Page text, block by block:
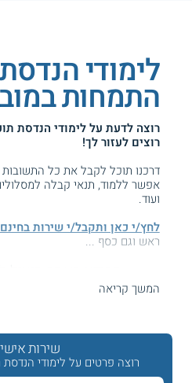
לימודי
התמחות
רוצה לדעת עללימודי הנדסת
רוצים לעזור לך!
דרכנו תוכל לקבל את כל
אפשר ללמוד, תנאי קבלה
ועוד.
לחץ/י כאן ותקבל/י שירות בחינם
ראש וגם כסף ...
עזרנו גם לך? דרג אותנו:
לימודי הנדסת תוכנה עם
המשך קריאה
שירות
רוצה פרטים על לימודי